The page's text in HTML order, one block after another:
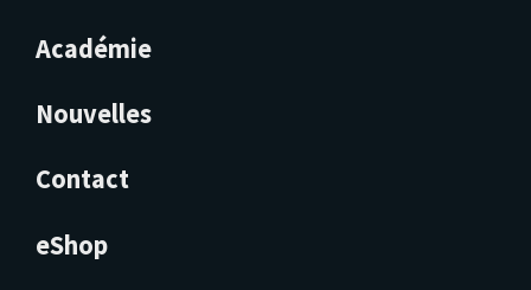
Académie
Nouvelles
Contact
eShop